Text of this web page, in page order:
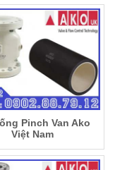
Pinch Van Ako
Việt Nam